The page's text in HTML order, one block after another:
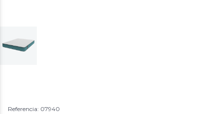
Referencia: 07940